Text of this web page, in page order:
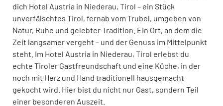
dich Hotel Austria in Niederau, Tirol – ein Stück
unverfälschtes Tirol, fernab vom Trubel, umgeben von
Natur, Ruhe und gelebter Tradition. Ein Ort, an dem die
Zeit langsamer vergeht – und der Genuss im Mittelpunkt
steht. Im Hotel Austria in Niederau, Tirol erlebst du
echte Tiroler Gastfreundschaft und eine Küche, in der
noch mit Herz und Hand traditionell hausgemacht
gekocht wird. Hier bist du nicht nur Gast, sondern Teil
einer besonderen Auszeit.